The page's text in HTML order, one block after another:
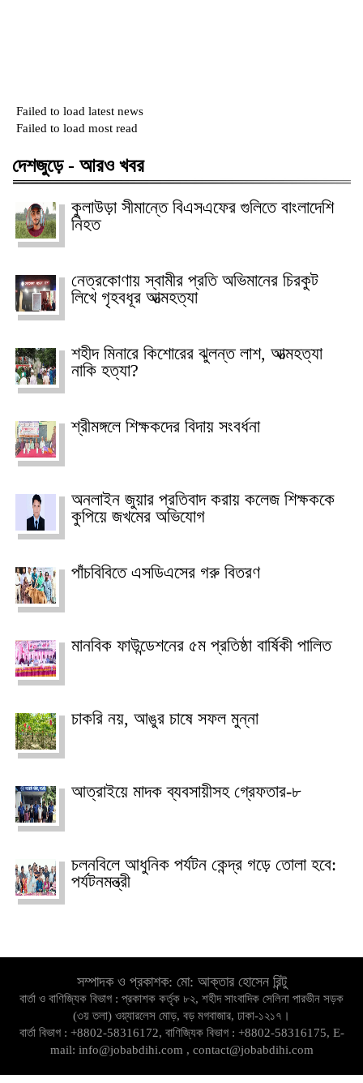
Failed to load latest news
Failed to load most read
দেশজুড়ে - আরও খবর
কুলাউড়া সীমান্তে বিএসএফের গুলিতে বাংলাদেশি
নিহত
নেত্রকোণায় স্বামীর প্রতি অভিমানের চিরকুট
লিখে গৃহবধূর আত্মহত্যা
শহীদ মিনারে কিশোরের ঝুলন্ত লাশ, আত্মহত্যা
নাকি হত্যা?
শ্রীমঙ্গলে শিক্ষকদের বিদায় সংবর্ধনা
অনলাইন জুয়ার প্রতিবাদ করায় কলেজ শিক্ষককে
কুপিয়ে জখমের অভিযোগ
পাঁচবিবিতে এসডিএসের গরু বিতরণ
মানবিক ফাউন্ডেশনের ৫ম প্রতিষ্ঠা বার্ষিকী পালিত
চাকরি নয়, আঙুর চাষে সফল মুন্না
আত্রাইয়ে মাদক ব্যবসায়ীসহ গ্রেফতার-৮
চলনবিলে আধুনিক পর্যটন কেন্দ্র গড়ে তোলা হবে:
পর্যটনমন্ত্রী
সম্পাদক ও প্রকাশক: মো: আক্তার হোসেন রিন্টু
বার্তা ও বাণিজ্যিক বিভাগ : প্রকাশক কর্তৃক ৮২, শহীদ সাংবাদিক সেলিনা পারভীন সড়ক
(৩য় তলা) ওয়্যারলেস মোড়, বড় মগবাজার, ঢাকা-১২১৭।
বার্তা বিভাগ : +8802-58316172, বাণিজ্যিক বিভাগ : +8802-58316175, E-
mail: info@jobabdihi.com , contact@jobabdihi.com